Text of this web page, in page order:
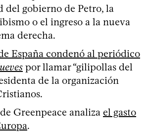
del gobierno de Petro, la
o el ingreso a la nueva
derecha.
España condenó al periódico
por llamar “gilipollas del
de la organización
Greenpeace analiza el gasto
.